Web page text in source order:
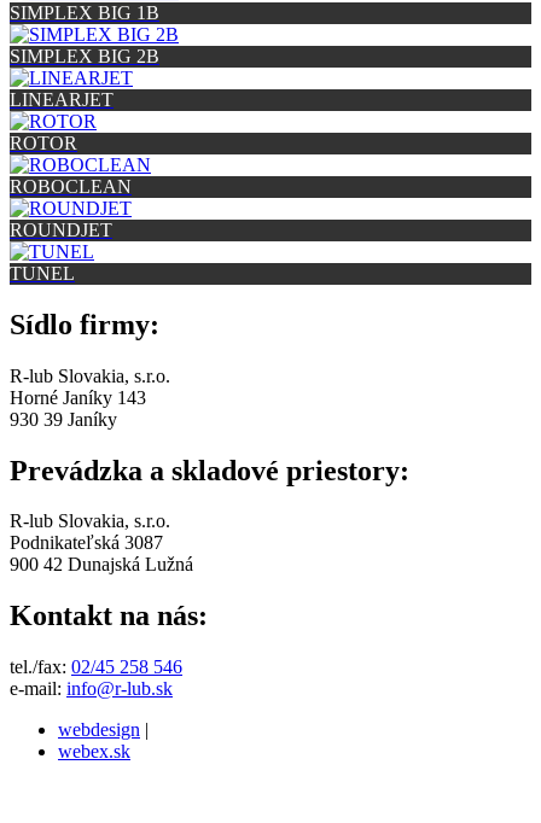
SIMPLEX BIG 1B
SIMPLEX BIG 2B
LINEARJET
ROTOR
ROBOCLEAN
ROUNDJET
TUNEL
Sídlo firmy:
R-lub Slovakia, s.r.o.
Horné Janíky 143
930 39 Janíky
Prevádzka a skladové priestory:
R-lub Slovakia, s.r.o.
Podnikateľská 3087
900 42 Dunajská Lužná
Kontakt na nás:
tel./fax: 02/45 258 546
e-mail: info@r-lub.sk
webdesign |
webex.sk